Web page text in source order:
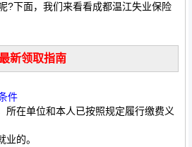
?下面，我们来看看成都温江失业保险
新领取指南
件
在单位和本人已按照规定履行缴费义
的。